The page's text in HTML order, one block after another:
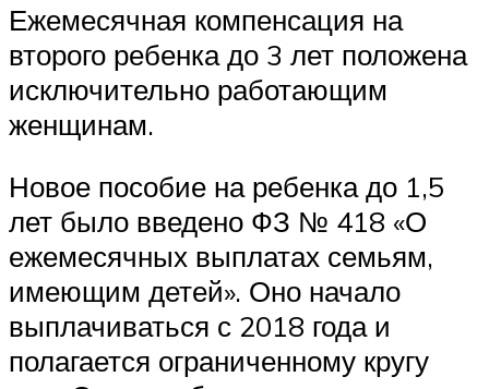
Ежемесячная компенсация на
второго ребенка до 3 лет положена
исключительно работающим
женщинам.
Новое пособие на ребенка до 1,5
лет было введено ФЗ № 418 «О
ежемесячных выплатах семьям,
имеющим детей». Оно начало
выплачиваться с 2018 года и
полагается ограниченному кругу